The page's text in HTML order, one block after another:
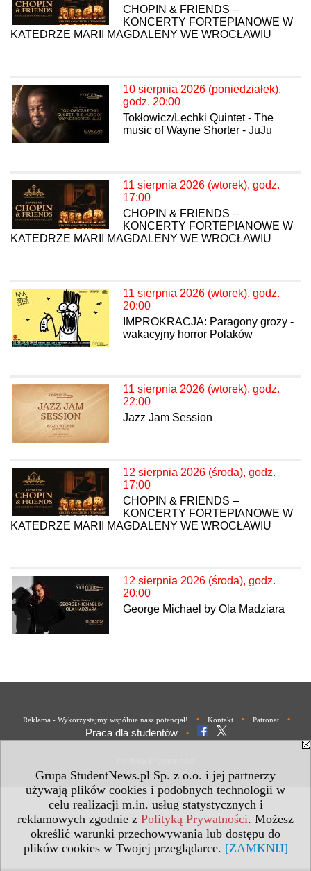
Grupa StudentNews.pl Sp. z o.o. i jej partnerzy
używają plików cookies i podobnych technologii w
celu realizacji m.in. usług statystycznych i
reklamowych zgodnie z Polityką Prywatności. Możesz
określić warunki przechowywania lub dostępu do
plików cookies w Twojej przeglądarce. [ZAMKNIJ]
CHOPIN & FRIENDS –
KONCERTY FORTEPIANOWE W
KATEDRZE MARII MAGDALENY WE WROCŁAWIU
10 sierpnia 2026 (poniedziałek),
godz. 20:00
Tokłowicz/Lechki Quintet - The
music of Wayne Shorter - JuJu
11 sierpnia 2026 (wtorek), godz.
17:00
CHOPIN & FRIENDS –
KONCERTY FORTEPIANOWE W
KATEDRZE MARII MAGDALENY WE WROCŁAWIU
11 sierpnia 2026 (wtorek), godz.
20:00
IMPROKRACJA: Paragony grozy -
wakacyjny horror Polaków
11 sierpnia 2026 (wtorek), godz.
22:00
Jazz Jam Session
12 sierpnia 2026 (środa), godz.
17:00
CHOPIN & FRIENDS –
KONCERTY FORTEPIANOWE W
KATEDRZE MARII MAGDALENY WE WROCŁAWIU
12 sierpnia 2026 (środa), godz.
20:00
George Michael by Ola Madziara
Reklama - Wykorzystajmy wspólnie nasz potencjał! • Kontakt • Patronat •
Praca dla studentów •